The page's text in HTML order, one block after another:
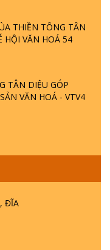
THIỀN TÔNG TÂN
HỘI VĂN HOÁ 54
TÂN DIỆU GÓP
VĂN HOÁ - VTV4
ĐĨA
- SUỐT 49 NĂM
LONG HOA LÀ